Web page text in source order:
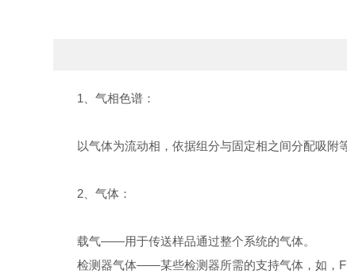
1、气相色谱：
以气体为流动相，依据组分与固定相之间分配吸附
2、气体：
载气——用于传送样品通过整个系统的气体。
检测器气体——某些检测器所需的支持气体，如，